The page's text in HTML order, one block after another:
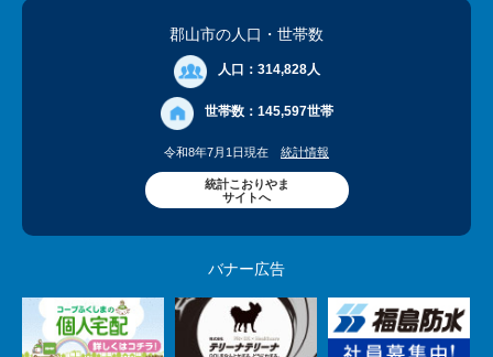
郡山市の人口 ・世帯数
人口： 314,828人
世帯数： 145,597世帯
令和8年7月1日現在 統計情報
統計こおりやま
サイトへ
バナー広告